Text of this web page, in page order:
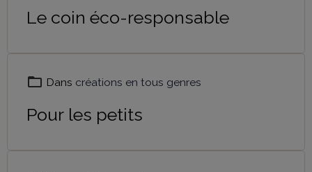
Le coin éco-responsable
Dans créations en tous genres
Pour les petits